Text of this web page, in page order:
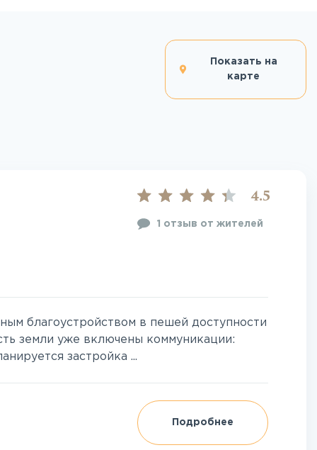
Показать на
карте
4.5
1 отзыв от жителей
благоустройством в пешей доступности
земли уже включены коммуникации:
застройка ...
Подробнее